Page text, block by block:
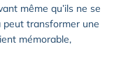
même qu’ils ne se
peut transformer une
mémorable,